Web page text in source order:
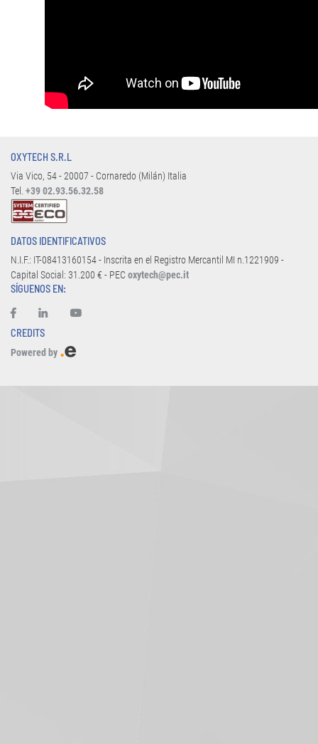
OXYTECH S.R.L
Via Vico, 54 - 20007 - Cornaredo (Milán) Italia
Tel. +39 02.93.56.32.58
DATOS IDENTIFICATIVOS
N.I.F.: IT-08413160154 - Inscrita en el Registro Mercantil MI n.1221909 -
Capital Social: 31.200 € - PEC oxytech@pec.it
SÍGUENOS EN:
CREDITS
Powered by